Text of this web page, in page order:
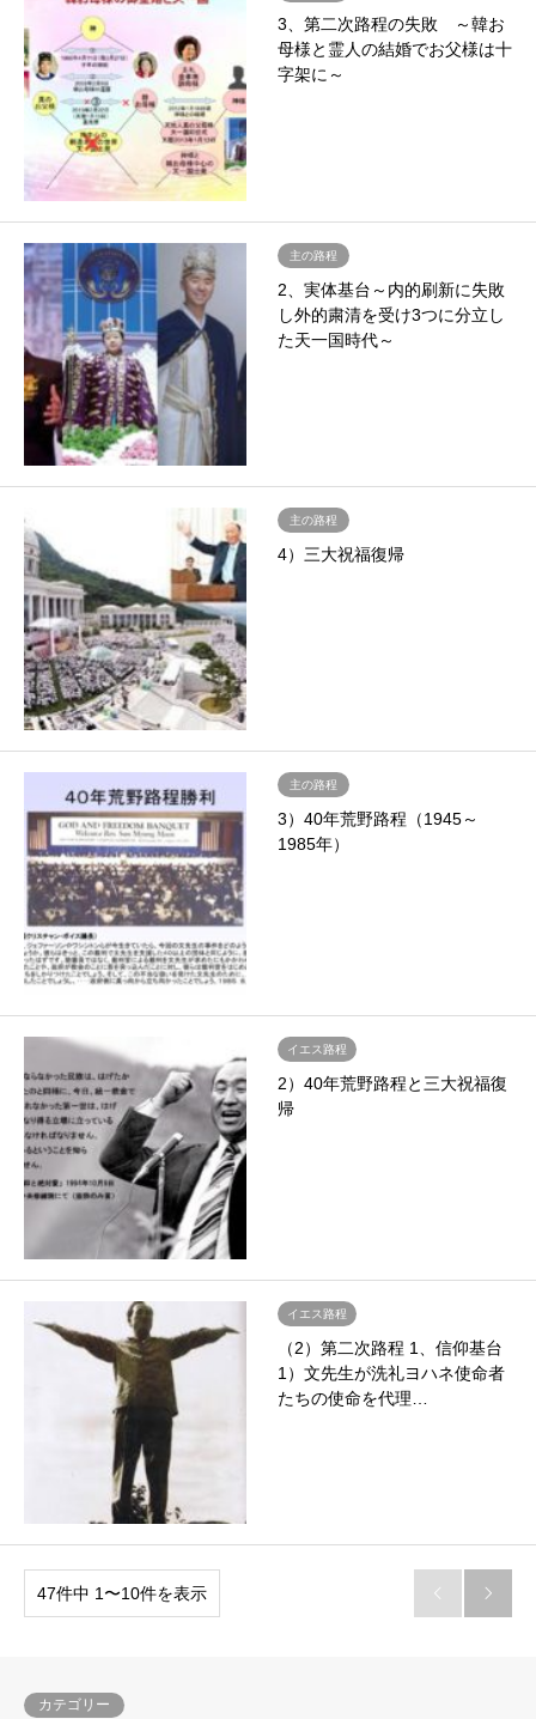
3、第二次路程の失敗 ～韓お
母様と霊人の結婚でお父様は十
字架に～
主の路程
2、実体基台～内的刷新に失敗
し外的粛清を受け3つに分立し
た天一国時代～
主の路程
4）三大祝福復帰
主の路程
3）40年荒野路程（1945～
1985年）
イエス路程
2）40年荒野路程と三大祝福復
帰
イエス路程
（2）第二次路程 1、信仰基台
1）文先生が洗礼ヨハネ使命者
たちの使命を代理…
47件中 1〜10件を表示  
カテゴリー